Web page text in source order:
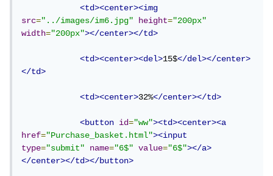
<td><center><img
src="../images/im6.jpg" height="200px"
width="200px"></center></td>
<td><center><del>15$</del></center>
</td>
<td><center>32%</center></td>
<button id="ww"><td><center><a
href="Purchase_basket.html"><input
type="submit" name="6$" value="6$"></a>
</center></td></button>